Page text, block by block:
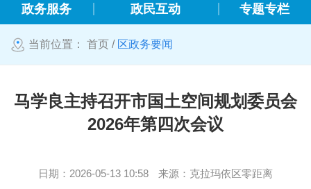
政务服务
政民互动 专题专栏
当前位置： 首页 / 区政务要闻
马学良主持召开市国土空间规划委员会
2026年第四次会议
日期： 2026-05-13 10:58 来源： 克拉玛依区零距离